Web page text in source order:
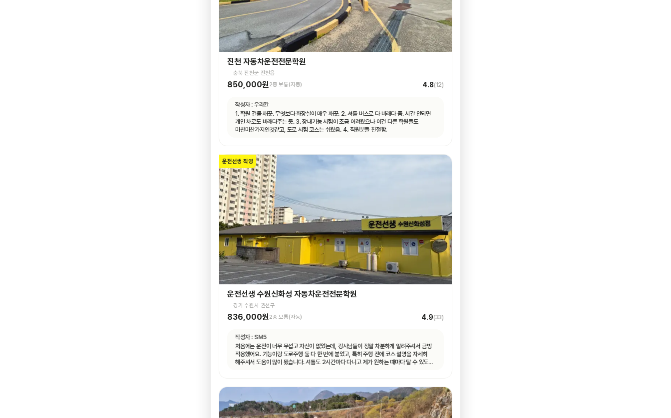
진천 자동차운전전문학원
충북 진천군 진천읍
850,000원2종 보통(자동) 4.8(12)
작성자 : 우라칸
1. 학원 건물 깨끗. 무엇보다 화장실이 매우 깨끗. 2. 셔틀 버스로 다 바래다 줌. 시간 안되면
개인 차로도 바래다주는 듯. 3. 장내기능 시험이 조금 어려웠으나 이건 다른 학원들도
마찬마찬가지인것같고, 도로 시험 코스는 쉬웠음. 4. 직원분들 친절함.
운전선생 직영
운전선생 수원신화성 자동차운전전문학원
경기 수원시 권선구
836,000원 2종 보통(자동) 4.9(33)
작성자 : SM5
처음에는 운전이 너무 무섭고 자신이 없었는데, 강사님들이 정말 차분하게 알려주셔서 금방
적응했어요. 기능이랑 도로주행 둘 다 한 번에 붙었고, 특히 주행 전에 코스 설명을 자세히
해주셔서 도움이 많이 됐습니다. 셔틀도 2시간마다 다니고 제가 원하는 때마다 탈 수 있도록